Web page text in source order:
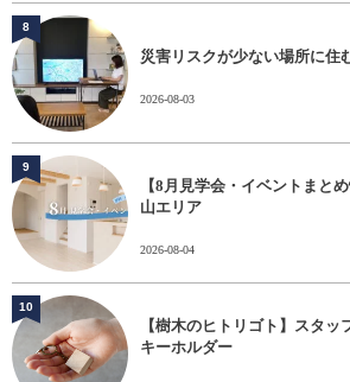
災害リスクが少ない場所に住
2026-08-03
8
【8月見学会・イベントまと
山エリア
2026-08-04
9
【樹木のヒトリゴト】スタ
キーホルダー
10